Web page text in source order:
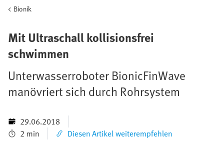
Bionik
Mit Ultraschall kollisionsfrei
schwimmen
Unterwasserroboter BionicFinWave
manövriert sich durch Rohrsystem
29.06.2018
2 min
Diesen Artikel weiterempfehlen